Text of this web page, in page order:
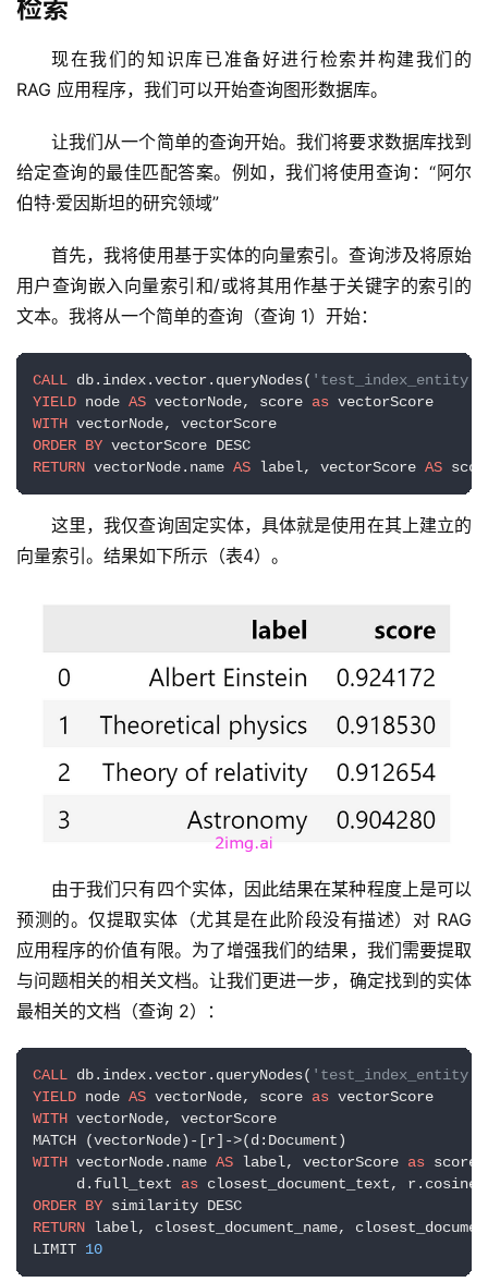
检索
现在我们的知识库已准备好进行检索并构建我们的
RAG 应用程序，我们可以开始查询图形数据库。
让我们从一个简单的查询开始。我​​们将要求数据库找到
给定查询的最佳匹配答案。例如，我们将使用查询：“阿尔
伯特·爱因斯坦的研究领域”
首先，我将使用基于实体的向量索引。查询涉及将原始
用户查询嵌入向量索引和/或将其用作基于关键字的索引的
文本。我将从一个简单的查询（查询 1）开始：
CALL db.index.vector.queryNodes( 'test_index_entity',
YIELD node AS vectorNode, score as
WITH
ORDER BY
RETURN vectorNode.name AS label, vectorScore AS
这里，我仅查询固定实体，具体就是使用在其上建立的
向量索引。结果如下所示（表4）。
由于我们只有四个实体，因此结果在某种程度上是可以
预测的。仅提取实体（尤其是在此阶段没有描述）对 RAG
应用程序的价值有限。为了增强我们的结果，我们需要提取
与问题相关的相关文档。让我们更进一步，确定找到的实体
最相关的文档（查询 2）：
CALL db.index.vector.queryNodes( 'test_index_entity',
YIELD node AS vectorNode, score as
WITH vectorNode, vectorScore
WITH vectorNode.name AS label, vectorScore as
     d.full_text
as closest_document_text,
ORDER BY
RETURN label, closest_document_name,
LIMIT 10